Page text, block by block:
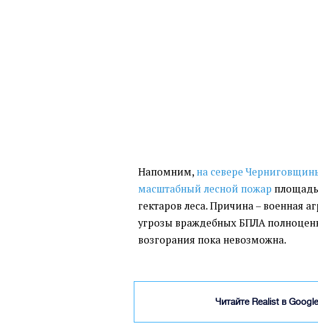
Напомним, на севере
масштабный лесной пожар
гектаров леса. Причина – военная
угрозы враждебных БПЛА
возгорания пока невозможна.
Читайте Realist в